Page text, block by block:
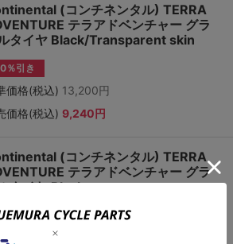
(コンチネンタル) TERRA
テラアドベンチャー グラ
タイヤ Black/Transparent skin
％引き
価格(税込) 13,200円
価格(税込) 9,240円
(コンチネンタル) TERRA
テラアドベンチャー グラ
タイヤ Black
％引き
価格(税込)